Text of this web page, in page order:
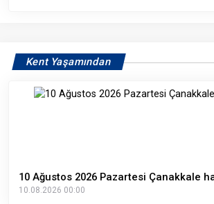
Kent Yaşamından
10 Ağustos 2026 Pazartesi Çanakkale
10.08.2026 00:00